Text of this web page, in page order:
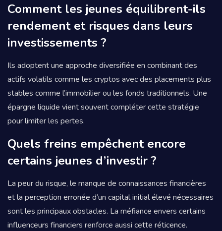
Comment les jeunes équilibrent-ils
rendement et risques dans leurs
investissements ?
Ils adoptent une approche diversifiée en combinant des
actifs volatils comme les cryptos avec des placements plus
stables comme l’immobilier ou les fonds traditionnels. Une
épargne liquide vient souvent compléter cette stratégie
pour limiter les pertes.
Quels freins empêchent encore
certains jeunes d’investir ?
La peur du risque, le manque de connaissances financières
et la perception erronée d’un capital initial élevé nécessaires
sont les principaux obstacles. La méfiance envers certains
influenceurs financiers renforce aussi cette réticence.